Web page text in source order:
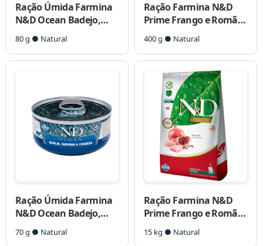
Ração Úmida Farmina
N&D Ocean Badejo,
Sardinha & Camarão
para Gatos Adultos
80 g ● Natural
Ração Farmina N&D
Prime Frango e Romã
Gatos Filhotes
400 g ● Natural
Ração Úmida Farmina
N&D Ocean Badejo,
Sardinha & Camarão
para Gatos Adultos
70 g ● Natural
Ração Farmina N&D
Prime Frango e Romã
Gatos Filhotes
15 kg ● Natural